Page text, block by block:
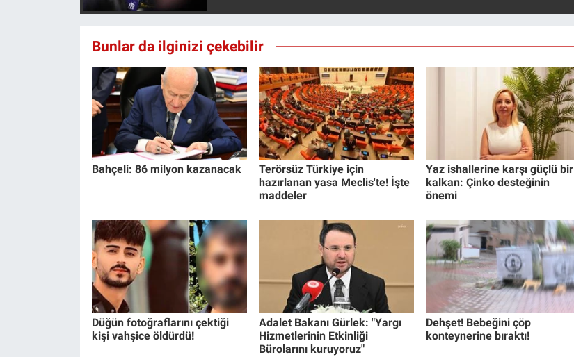
Bunlar da ilginizi çekebilir
Bahçeli: 86 milyon kazanacak
Terörsüz Türkiye için
hazırlanan yasa Meclis'te! İşte
maddeler
Yaz ishallerine karşı güçlü bir
kalkan: Çinko desteğinin
önemi
Düğün fotoğraflarını çektiği
kişi vahşice öldürdü!
Adalet Bakanı Gürlek: "Yargı
Hizmetlerinin Etkinliği
Bürolarını kuruyoruz"
Dehşet! Bebeğini çöp
konteynerine bıraktı!
Teknoloji
Türkiye'nin Geleceği
Türkiye'nin Gündemi
Yerel Gündem
Yerel Yaşam